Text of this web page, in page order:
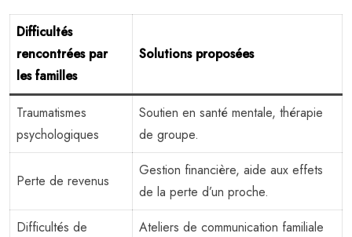
Difficultés
rencontrées par
les familles
Solutions proposées
Traumatismes
psychologiques
Soutien en santé mentale, thérapie
de groupe.
Perte de revenus
Gestion financière, aide aux effets
de la perte d’un proche.
Difficultés de
Ateliers de communication familiale